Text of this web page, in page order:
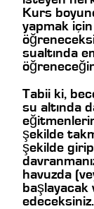
Kurs
yapmak
sualtında
Tabii ki,
su altında
şekilde
şekilde girip
havuzda
başlayacak
edeceksiniz.